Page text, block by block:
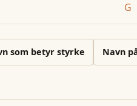
G
som betyr styrke Navn